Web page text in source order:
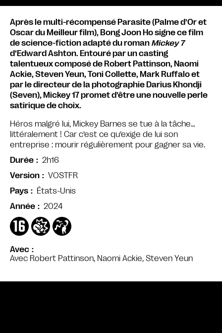
Avec
Avec Robert Pattinson, Naomi Ackie, Steven Yeun
Après le multi-récompensé Parasite (Palme d’Or et
Oscar du Meilleur film), Bong Joon Ho signe ce film
de science-fiction adapté du roman Mickey 7
d’Edward Ashton. Entouré par un casting
talentueux composé de Robert Pattinson, Naomi
Ackie, Steven Yeun, Toni Collette, Mark Ruffalo et
par le directeur de la photographie Darius Khondji
(Seven), Mickey 17 promet d’être une nouvelle perle
satirique de choix.
Héros malgré lui, Mickey Barnes se tue à la tâche…
littéralement ! Car c’est ce qu’exige de lui son
entreprise : mourir régulièrement pour gagner sa vie.
Durée
2h16
Version
VOSTFR
Pays
États-Unis
Année
2024